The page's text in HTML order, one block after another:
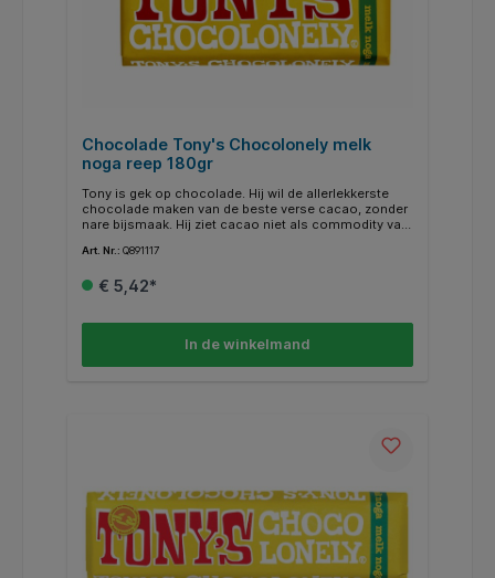
Chocolade Tony's Chocolonely melk
noga reep 180gr
Tony is gek op chocolade. Hij wil de allerlekkerste
chocolade maken van de beste verse cacao, zonder
nare bijsmaak. Hij ziet cacao niet als commodity van
cacao rechtstreeks in bij de boerencoöperaties in
mee hebben. Een belangrijke stap richting 100%
Art. Nr.: Q891117
€ 5,42*
In de winkelmand